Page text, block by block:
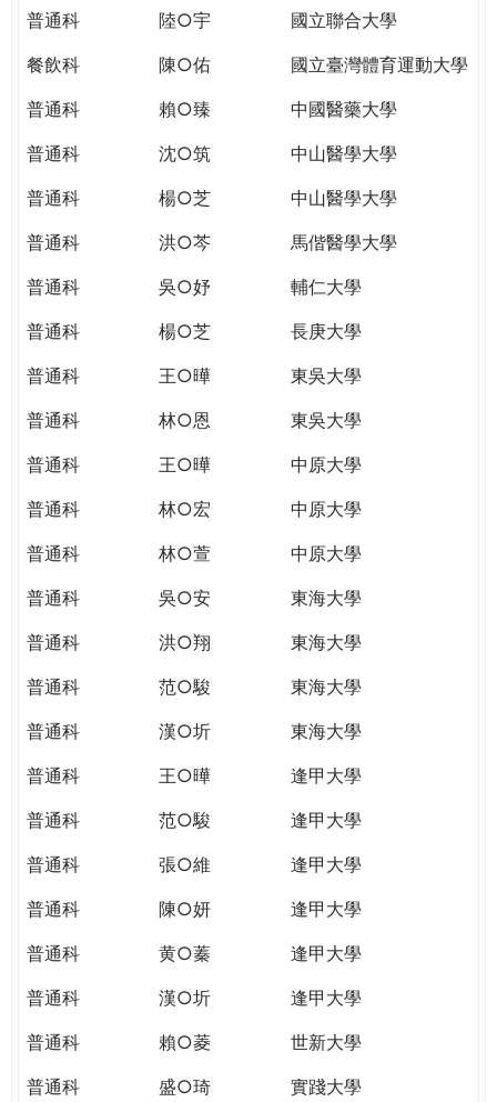
PATH
GLOBAL
普通科
陸○宇
國立聯合大學
餐飲科
陳○佑
國立臺灣體育運動大學
普通科
賴○臻
中國醫藥大學
普通科
沈○筑
中山醫學大學
普通科
楊○芝
中山醫學大學
普通科
洪○芩
馬偕醫學大學
普通科
吳○妤
輔仁大學
普通科
楊○芝
長庚大學
普通科
王○曄
東吳大學
普通科
林○恩
東吳大學
普通科
王○曄
中原大學
普通科
林○宏
中原大學
普通科
林○萱
中原大學
普通科
吳○安
東海大學
普通科
洪○翔
東海大學
普通科
范○駿
東海大學
普通科
漢○圻
東海大學
普通科
王○曄
逢甲大學
普通科
范○駿
逢甲大學
普通科
張○維
逢甲大學
普通科
陳○妍
逢甲大學
普通科
黄○蓁
逢甲大學
普通科
漢○圻
逢甲大學
普通科
賴○菱
世新大學
普通科
盛○琦
實踐大學